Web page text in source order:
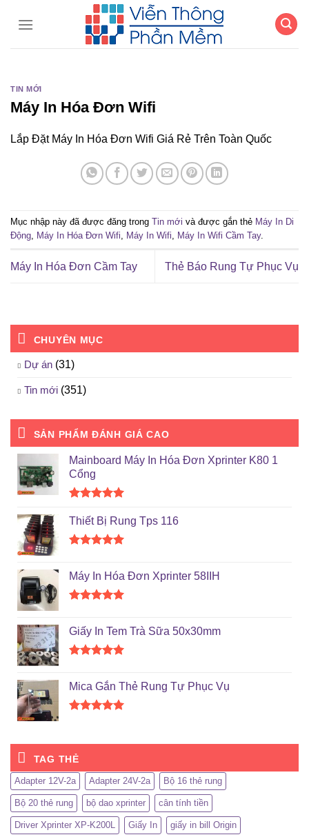
TIN MỚI
Máy In Hóa Đơn Wifi
Lắp Đặt Máy In Hóa Đơn Wifi Giá Rẻ Trên Toàn Quốc
Mục nhập này đã được đăng trong Tin mới và được gắn thẻ Máy In Di
Động, Máy In Hóa Đơn Wifi, Máy In Wifi, Máy In Wifi Cầm Tay.
Máy In Hóa Đơn Cầm Tay Thẻ Báo Rung Tự Phục Vụ
CHUYÊN MỤC
Dự án (31)
Tin mới (351)
SẢN PHẨM ĐÁNH GIÁ CAO
Mainboard Máy In Hóa Đơn Xprinter K80 1
Cổng
hạng 5.00
Thiết Bị Rung Tps 116
5 sao
Máy In Hóa Đơn Xprinter 58IIH
5 sao
Giấy In Tem Trà Sữa 50x30mm
5 sao
Mica Gắn Thẻ Rung Tự Phục Vụ
5 sao
TAG THẺ
Adapter 12V-2a Adapter 24V-2a Bộ 16 thẻ rung
Bộ 20 thẻ rung bộ dao xprinter cân tính tiền
Driver Xprinter XP-K200L Giấy In giấy in bill Origin